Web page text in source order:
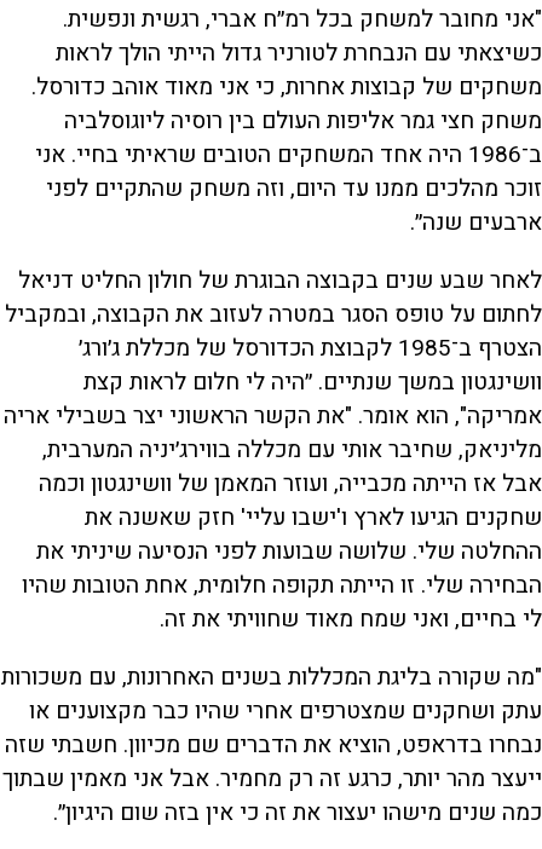
"אני מחובר למשחק בכל רמ״ח אברי, רגשית ונפשית.
כשיצאתי עם הנבחרת לטורניר גדול הייתי הולך לראות
משחקים של קבוצות אחרות, כי אני מאוד אוהב כדורסל.
משחק חצי גמר אליפות העולם בין רוסיה ליוגוסלביה
ב־1986 היה אחד המשחקים הטובים שראיתי בחיי. אני
זוכר מהלכים ממנו עד היום, וזה משחק שהתקיים לפני
ארבעים שנה״.
לאחר שבע שנים בקבוצה הבוגרת של חולון החליט דניאל
לחתום על טופס הסגר במטרה לעזוב את הקבוצה, ובמקביל
הצטרף ב־1985 לקבוצת הכדורסל של מכללת ג׳ורג׳
וושינגטון במשך שנתיים. ״היה לי חלום לראות קצת
אמריקה", הוא אומר. "את הקשר הראשוני יצר בשבילי אריה
מליניאק, שחיבר אותי עם מכללה בווירג׳יניה המערבית,
אבל אז הייתה מכבייה, ועוזר המאמן של וושינגטון וכמה
שחקנים הגיעו לארץ ו'ישבו עליי' חזק שאשנה את
ההחלטה שלי. שלושה שבועות לפני הנסיעה שיניתי את
הבחירה שלי. זו הייתה תקופה חלומית, אחת הטובות שהיו
לי בחיים, ואני שמח מאוד שחוויתי את זה.
"מה שקורה בליגת המכללות בשנים האחרונות, עם משכורות
עתק ושחקנים שמצטרפים אחרי שהיו כבר מקצוענים או
נבחרו בדראפט, הוציא את הדברים שם מכיוון. חשבתי שזה
ייעצר מהר יותר, כרגע זה רק מחמיר. אבל אני מאמין שבתוך
כמה שנים מישהו יעצור את זה כי אין בזה שום היגיון״.